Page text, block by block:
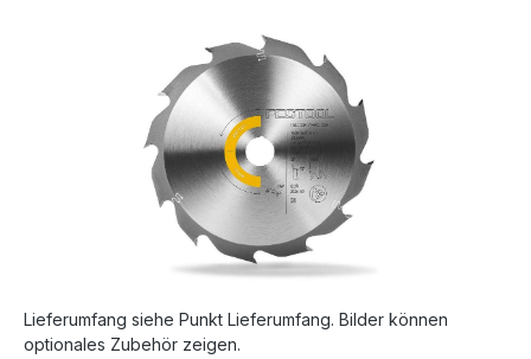
Lieferumfang siehe Punkt Lieferumfang. Bilder können
optionales Zubehör zeigen.